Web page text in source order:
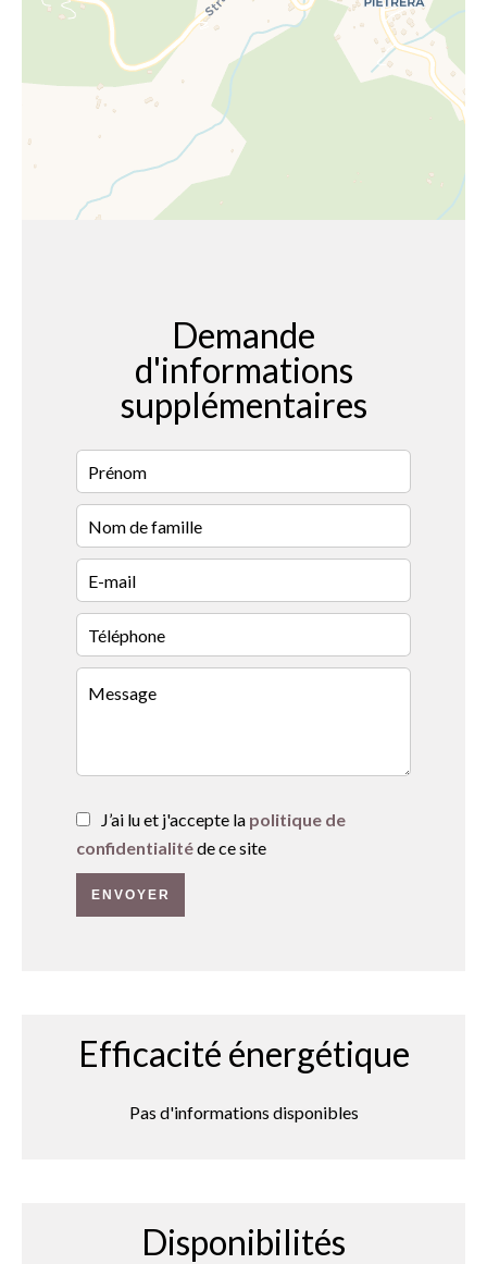
Demande
d'informations
supplémentaires
J’ai lu et j'accepte la politique de
confidentialitéde ce site
ENVOYER
Efficacité énergétique
Pas d'informations disponibles
Disponibilités